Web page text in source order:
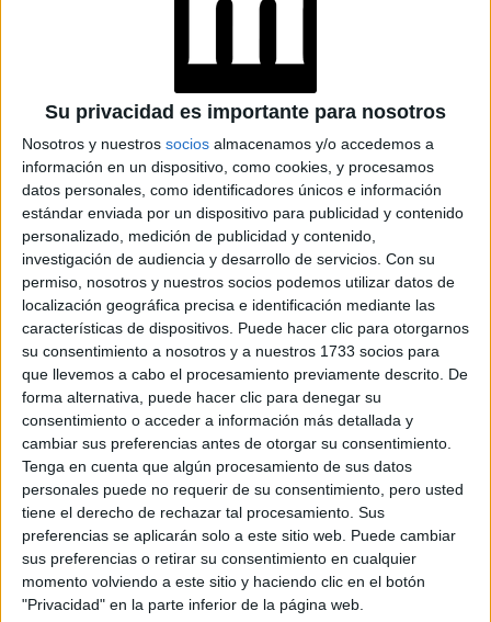
Su privacidad es importante para nosotros
Nosotros y nuestros socios almacenamos y/o accedemos a
información en un dispositivo, como cookies, y procesamos
datos personales, como identificadores únicos e información
estándar enviada por un dispositivo para publicidad y contenido
personalizado, medición de publicidad y contenido,
investigación de audiencia y desarrollo de servicios. Con su
permiso, nosotros y nuestros socios podemos utilizar datos de
localización geográfica precisa e identificación mediante las
características de dispositivos. Puede hacer clic para otorgarnos
su consentimiento a nosotros y a nuestros 1733 socios para
que llevemos a cabo el procesamiento previamente descrito. De
forma alternativa, puede hacer clic para denegar su
consentimiento o acceder a información más detallada y
cambiar sus preferencias antes de otorgar su consentimiento.
Tenga en cuenta que algún procesamiento de sus datos
personales puede no requerir de su consentimiento, pero usted
tiene el derecho de rechazar tal procesamiento. Sus
preferencias se aplicarán solo a este sitio web. Puede cambiar
sus preferencias o retirar su consentimiento en cualquier
momento volviendo a este sitio y haciendo clic en el botón
"Privacidad" en la parte inferior de la página web.
INTELIGENCIA
QUÉ YA NO
SABEMOS QUÉ ES
REAL EN REDES
Fuente: Marie Claire UK
at Redacción Marie Claire
GALERÍA DE IMÁGENES